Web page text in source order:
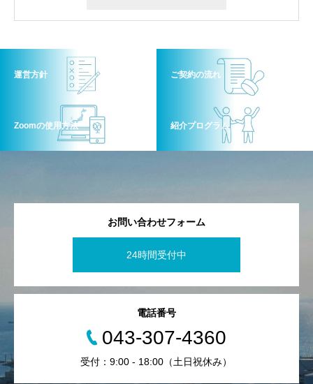
運営方針 ご契約の流れ
Zoomの使用方法 紹介プログラム
お問い合わせフォーム
24時間受付中
電話番号
043-307-4360
受付：9:00 - 18:00（土日祝休み）